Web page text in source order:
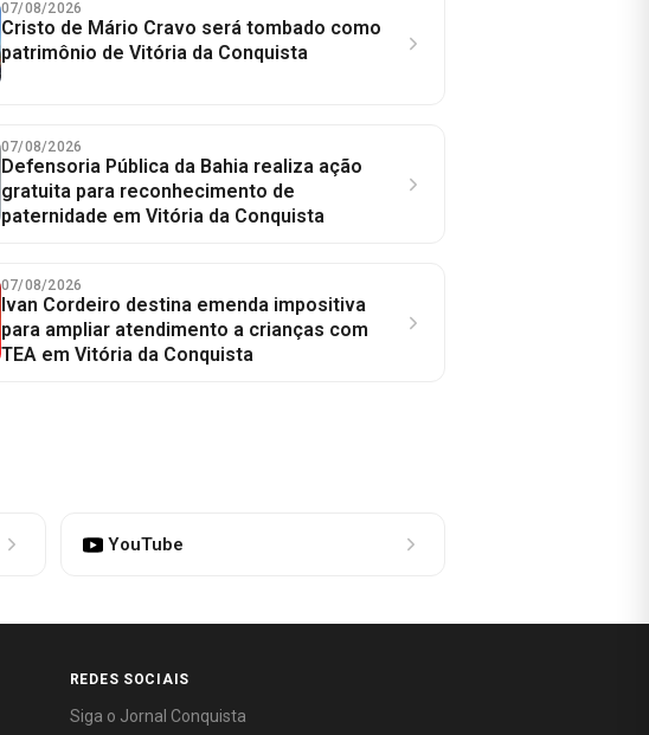
07/08/2026
Cristo de Mário Cravo será tombado como
patrimônio de Vitória da Conquista
07/08/2026
Defensoria Pública da Bahia realiza ação
gratuita para reconhecimento de
paternidade em Vitória da Conquista
07/08/2026
Ivan Cordeiro destina emenda impositiva
para ampliar atendimento a crianças com
TEA em Vitória da Conquista
YouTube
REDES SOCIAIS
Siga o Jornal Conquista